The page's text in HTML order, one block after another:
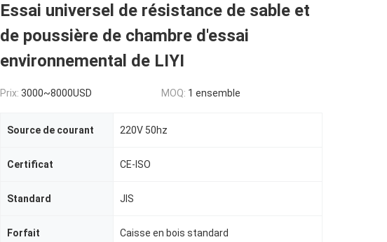
Essai universel de résistance de sable et
de poussière de chambre d'essai
environnemental de LIYI
Prix: 3000~8000USD MOQ: 1 ensemble
Source de courant 220V 50hz
Certificat CE-ISO
Standard JIS
Forfait Caisse en bois standard